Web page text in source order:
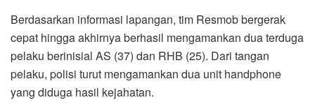
Berdasarkan informasi lapangan, tim Resmob bergerak
cepat hingga akhirnya berhasil mengamankan dua terduga
pelaku berinisial AS (37) dan RHB (25). Dari tangan
pelaku, polisi turut mengamankan dua unit handphone
yang diduga hasil kejahatan.